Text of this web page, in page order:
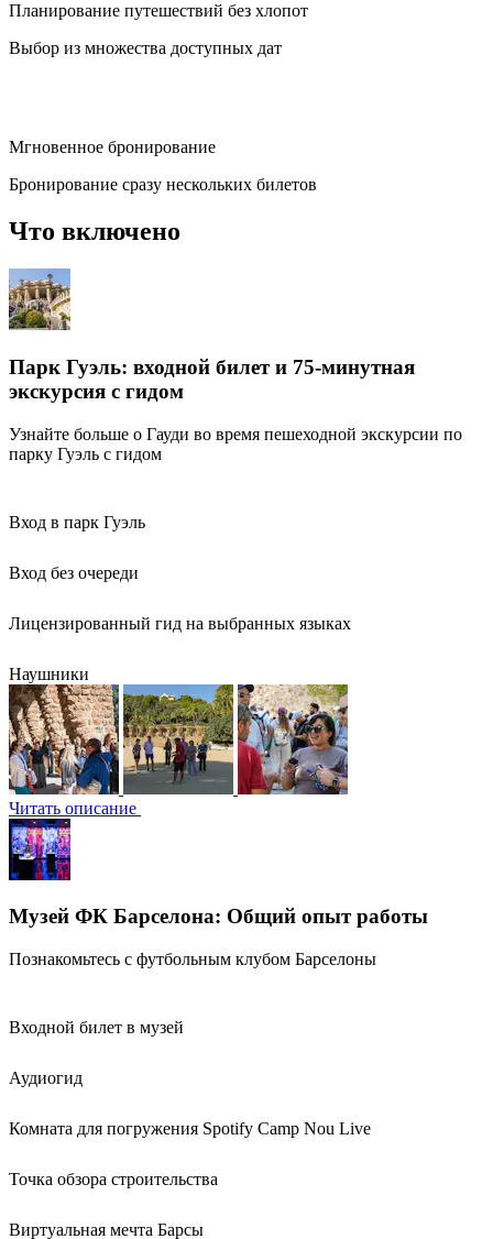
Планирование путешествий без хлопот
Выбор из множества доступных дат
Мгновенное бронирование
Бронирование сразу нескольких билетов
Что включено
Парк Гуэль: входной билет и 75-минутная
экскурсия с гидом
Узнайте больше о Гауди во время пешеходной экскурсии по
парку Гуэль с гидом
Вход в парк Гуэль
Вход без очереди
Лицензированный гид на выбранных языках
Наушники
Читать описание
Музей ФК Барселона: Общий опыт работы
Познакомьтесь с футбольным клубом Барселоны
Входной билет в музей
Аудиогид
Комната для погружения Spotify Camp Nou Live
Точка обзора строительства
Виртуальная мечта Барсы